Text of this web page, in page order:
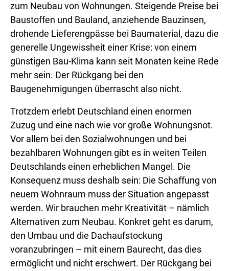
zum Neubau von Wohnungen. Steigende Preise bei
Baustoffen und Bauland, anziehende Bauzinsen,
drohende Lieferengpässe bei Baumaterial, dazu die
generelle Ungewissheit einer Krise: von einem
günstigen Bau-Klima kann seit Monaten keine Rede
mehr sein. Der Rückgang bei den
Baugenehmigungen überrascht also nicht.
Trotzdem erlebt Deutschland einen enormen
Zuzug und eine nach wie vor große Wohnungsnot.
Vor allem bei den Sozialwohnungen und bei
bezahlbaren Wohnungen gibt es in weiten Teilen
Deutschlands einen erheblichen Mangel. Die
Konsequenz muss deshalb sein: Die Schaffung von
neuem Wohnraum muss der Situation angepasst
werden. Wir brauchen mehr Kreativität – nämlich
Alternativen zum Neubau. Konkret geht es darum,
den Umbau und die Dachaufstockung
voranzubringen – mit einem Baurecht, das dies
ermöglicht und nicht erschwert. Der Rückgang bei